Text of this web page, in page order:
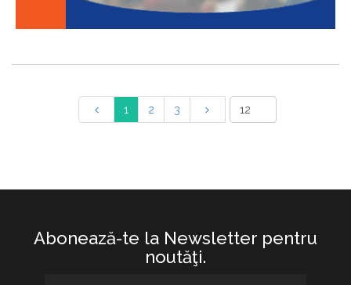
1 2 3
Abonează-te la Newsletter pentru
noutăţi.